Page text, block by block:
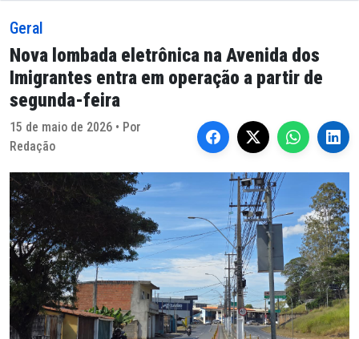
Geral
Nova lombada eletrônica na Avenida dos
Imigrantes entra em operação a partir de
segunda-feira
15 de maio de 2026 • Por
Redação